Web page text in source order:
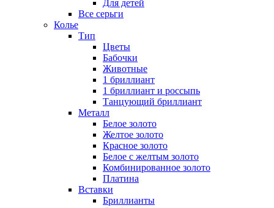
Для детей
Все серьги
Колье
Тип
Цветы
Бабочки
Животные
1 бриллиант
1 бриллиант и россыпь
Танцующий бриллиант
Металл
Белое золото
Желтое золото
Красное золото
Белое с желтым золото
Комбинированное золото
Платина
Вставки
Бриллианты